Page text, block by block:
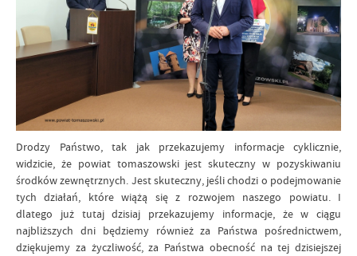
Drodzy Państwo, tak jak przekazujemy informacje cyklicznie,
widzicie, że powiat tomaszowski jest skuteczny w pozyskiwaniu
środków zewnętrznych. Jest skuteczny, jeśli chodzi o podejmowanie
tych działań, które wiążą się z rozwojem naszego powiatu. I
dlatego już tutaj dzisiaj przekazujemy informacje, że w ciągu
najbliższych dni będziemy również za Państwa pośrednictwem,
dziękujemy za życzliwość, za Państwa obecność na tej dzisiejszej